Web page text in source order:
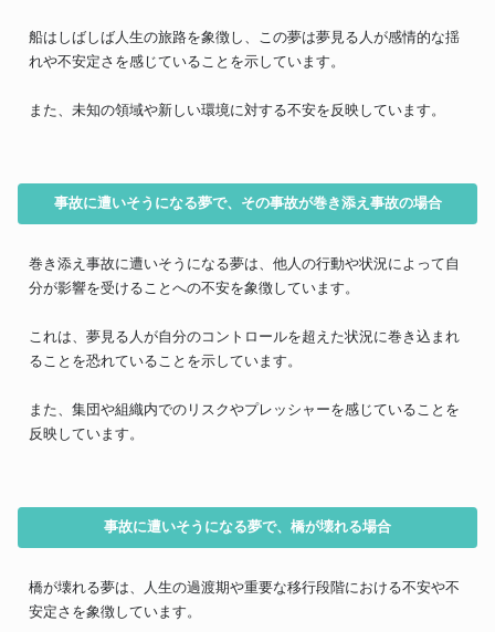
船はしばしば人生の旅路を象徴し、この夢は夢見る人が感情的な揺
れや不安定さを感じていることを示しています。
また、未知の領域や新しい環境に対する不安を反映しています。
事故に遭いそうになる夢で、その事故が巻き添え事故の場合
巻き添え事故に遭いそうになる夢は、他人の行動や状況によって自
分が影響を受けることへの不安を象徴しています。
これは、夢見る人が自分のコントロールを超えた状況に巻き込まれ
ることを恐れていることを示しています。
また、集団や組織内でのリスクやプレッシャーを感じていることを
反映しています。
事故に遭いそうになる夢で、橋が壊れる場合
橋が壊れる夢は、人生の過渡期や重要な移行段階における不安や不
安定さを象徴しています。